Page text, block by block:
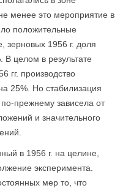
менее это мероприятие в
положительные
зерновых 1956 г. доля
В целом в результате
гг. производство
25%. Но стабилизация
по-прежнему зависела от
и значительного
в 1956 г. на целине,
эксперимента.
мер то, что